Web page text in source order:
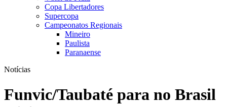
Copa Libertadores
Supercopa
Campeonatos Regionais
Mineiro
Paulista
Paranaense
Notícias
Funvic/Taubaté para no Brasil